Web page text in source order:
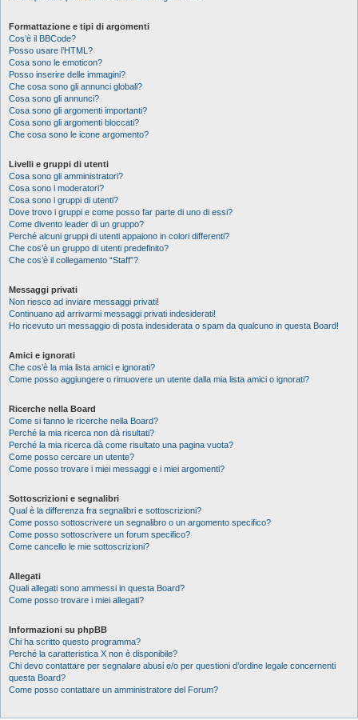
Formattazione e tipi di argomenti
Cos’è il BBCode?
Posso usare l’HTML?
Cosa sono le emoticon?
Posso inserire delle immagini?
Che cosa sono gli annunci globali?
Cosa sono gli annunci?
Cosa sono gli argomenti importanti?
Cosa sono gli argomenti bloccati?
Che cosa sono le icone argomento?
Livelli e gruppi di utenti
Cosa sono gli amministratori?
Cosa sono i moderatori?
Cosa sono i gruppi di utenti?
Dove trovo i gruppi e come posso far parte di uno di essi?
Come divento leader di un gruppo?
Perché alcuni gruppi di utenti appaiono in colori differenti?
Che cos’è un gruppo di utenti predefinito?
Che cos’è il collegamento “Staff”?
Messaggi privati
Non riesco ad inviare messaggi privati!
Continuano ad arrivarmi messaggi privati indesiderati!
Ho ricevuto un messaggio di posta indesiderata o spam da qualcuno in questa Board!
Amici e ignorati
Che cos’è la mia lista amici e ignorati?
Come posso aggiungere o rimuovere un utente dalla mia lista amici o ignorati?
Ricerche nella Board
Come si fanno le ricerche nella Board?
Perché la mia ricerca non dà risultati?
Perché la mia ricerca dà come risultato una pagina vuota?
Come posso cercare un utente?
Come posso trovare i miei messaggi e i miei argomenti?
Sottoscrizioni e segnalibri
Qual è la differenza fra segnalibri e sottoscrizioni?
Come posso sottoscrivere un segnalibro o un argomento specifico?
Come posso sottoscrivere un forum specifico?
Come cancello le mie sottoscrizioni?
Allegati
Quali allegati sono ammessi in questa Board?
Come posso trovare i miei allegati?
Informazioni su phpBB
Chi ha scritto questo programma?
Perché la caratteristica X non è disponibile?
Chi devo contattare per segnalare abusi e/o per questioni d’ordine legale concernenti
questa Board?
Come posso contattare un amministratore del Forum?